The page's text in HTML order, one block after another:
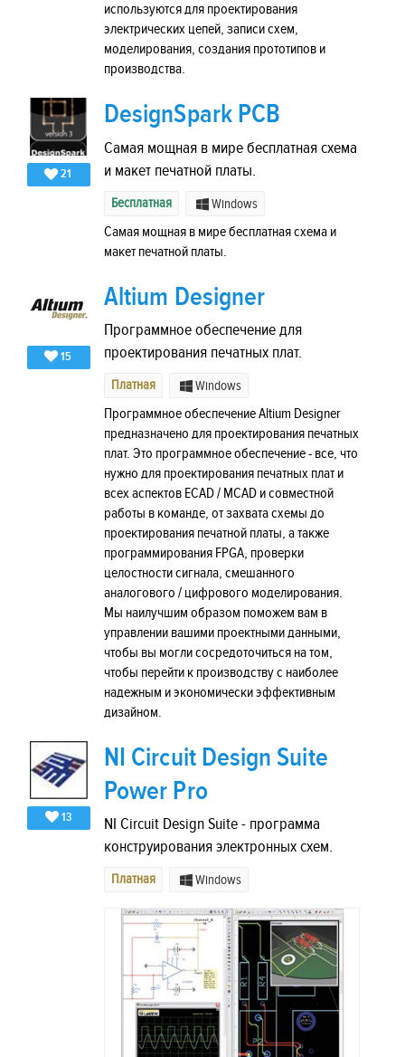
используются для проектирования
электрических цепей, записи схем,
моделирования, создания прототипов и
производства.
21
DesignSpark PCB
Самая мощная в мире бесплатная схема
и макет печатной платы.
Бесплатная Windows
Самая мощная в мире бесплатная схема и
макет печатной платы.
15
Altium Designer
Программное обеспечение для
проектирования печатных плат.
Платная Windows
Программное обеспечение Altium Designer
предназначено для проектирования печатных
плат. Это программное обеспечение - все, что
нужно для проектирования печатных плат и
всех аспектов ECAD / MCAD и совместной
работы в команде, от захвата схемы до
проектирования печатной платы, а также
программирования FPGA, проверки
целостности сигнала, смешанного
аналогового / цифрового моделирования.
Мы наилучшим образом поможем вам в
управлении вашими проектными данными,
чтобы вы могли сосредоточиться на том,
чтобы перейти к производству с наиболее
надежным и экономически эффективным
дизайном.
13
NI Circuit Design Suite
Power Pro
NI Circuit Design Suite - программа
конструирования электронных схем.
Платная Windows